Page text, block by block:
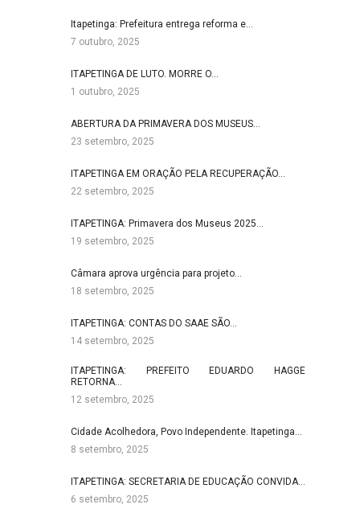
Itapetinga: Prefeitura entrega reforma e…
7 outubro, 2025
ITAPETINGA DE LUTO. MORRE O…
1 outubro, 2025
ABERTURA DA PRIMAVERA DOS MUSEUS…
23 setembro, 2025
ITAPETINGA EM ORAÇÃO PELA RECUPERAÇÃO…
22 setembro, 2025
ITAPETINGA: Primavera dos Museus 2025…
19 setembro, 2025
Câmara aprova urgência para projeto…
18 setembro, 2025
ITAPETINGA: CONTAS DO SAAE SÃO…
14 setembro, 2025
ITAPETINGA: PREFEITO EDUARDO HAGGE
RETORNA…
12 setembro, 2025
Cidade Acolhedora, Povo Independente. Itapetinga…
8 setembro, 2025
ITAPETINGA: SECRETARIA DE EDUCAÇÃO CONVIDA…
6 setembro, 2025